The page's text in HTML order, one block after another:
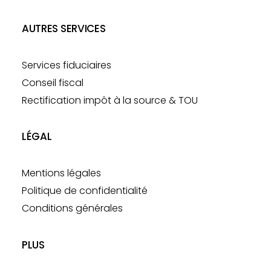
AUTRES SERVICES
Services fiduciaires
Conseil fiscal
Rectification impôt à la source & TOU
LÉGAL
Mentions légales
Politique de confidentialité
Conditions générales
PLUS